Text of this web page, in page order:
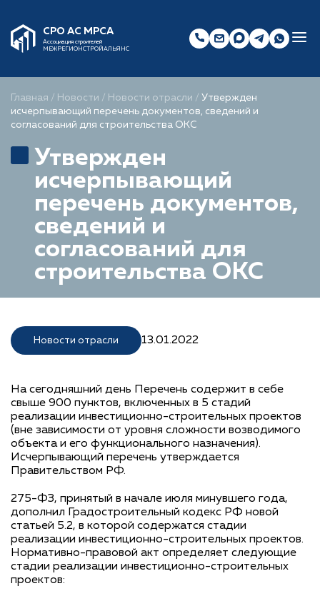
СРО АС МРСА
Ассоциация строителей
МЕЖРЕГИОНСТРОЙАЛЬЯНС
Главная / Новости / Новости отрасли / Утвержден
исчерпывающий перечень документов, сведений и
согласований для строительства ОКС
Утвержден
исчерпывающий
перечень документов,
сведений и
согласований для
строительства ОКС
Новости отрасли 13.01.2022
На сегодняшний день Перечень содержит в себе
свыше 900 пунктов, включенных в 5 стадий
реализации инвестиционно-строительных проектов
(вне зависимости от уровня сложности возводимого
объекта и его функционального назначения).
Исчерпывающий перечень утверждается
Правительством РФ.
275-ФЗ, принятый в начале июля минувшего года,
дополнил Градостроительный кодекс РФ новой
статьей 5.2, в которой содержатся стадии
реализации инвестиционно-строительных проектов.
Нормативно-правовой акт определяет следующие
стадии реализации инвестиционно-строительных
проектов: